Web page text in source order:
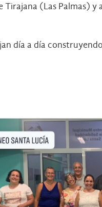
(Las Palmas) y
día a día